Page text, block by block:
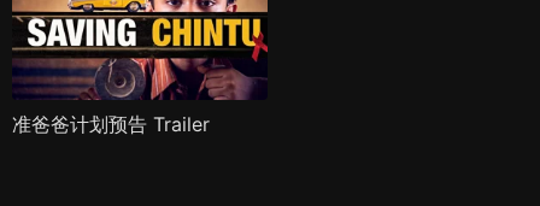
准爸爸计划预告 Trailer